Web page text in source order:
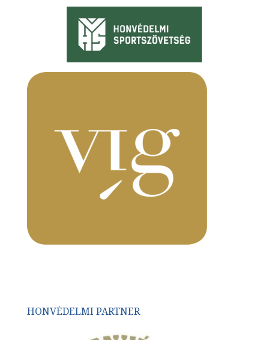
HONVÉDELMI PARTNER